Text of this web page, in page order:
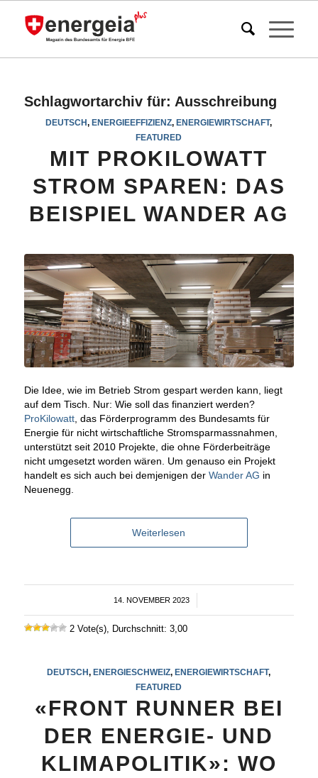
Schlagwortarchiv für: Ausschreibung
DEUTSCH,ENERGIEEFFIZIENZ,ENERGIEWIRTSCHAFT,
FEATURED
MIT PROKILOWATT
STROM SPAREN: DAS
BEISPIEL WANDER AG
Die Idee, wie im Betrieb Strom gespart werden kann, liegt
auf dem Tisch. Nur: Wie soll das finanziert werden?
ProKilowatt, das Förderprogramm des Bundesamts für
Energie für nicht wirtschaftliche Stromsparmassnahmen,
unterstützt seit 2010 Projekte, die ohne Förderbeiträge
nicht umgesetzt worden wären. Um genauso ein Projekt
handelt es sich auch bei demjenigen der Wander AG in
Neuenegg.
Weiterlesen
14. NOVEMBER 2023
/
2 Vote(s), Durchschnitt: 3,00
DEUTSCH,ENERGIESCHWEIZ,ENERGIEWIRTSCHAFT,
FEATURED
«FRONT RUNNER BEI
DER ENERGIE- UND
KLIMAPOLITIK»: WO